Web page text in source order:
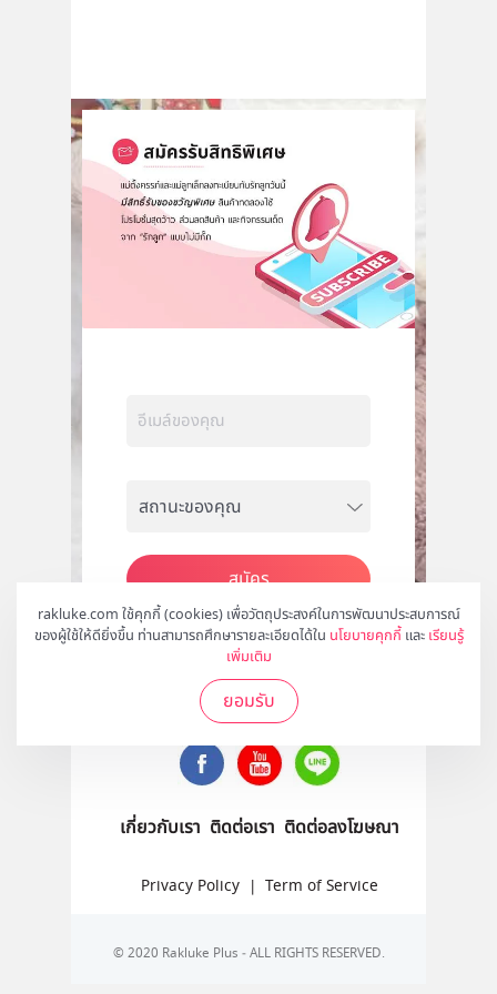
rakluke.com ใช้คุกกี้ (cookies) เพื่อวัตถุประสงค์ในการพัฒนาประสบการณ์
ของผู้ใช้ให้ดียิ่งขึ้น ท่านสามารถศึกษารายละเอียดได้ใน นโยบายคุกกี้ และ เรียนรู้
เพิ่มเติม
ยอมรับ
สมัคร
ติดตามเราได้ที่
เกี่ยวกับเรา ติดต่อเรา ติดต่อลงโฆษณา
Privacy Policy | Term of Service
© 2020 Rakluke Plus - ALL RIGHTS RESERVED.